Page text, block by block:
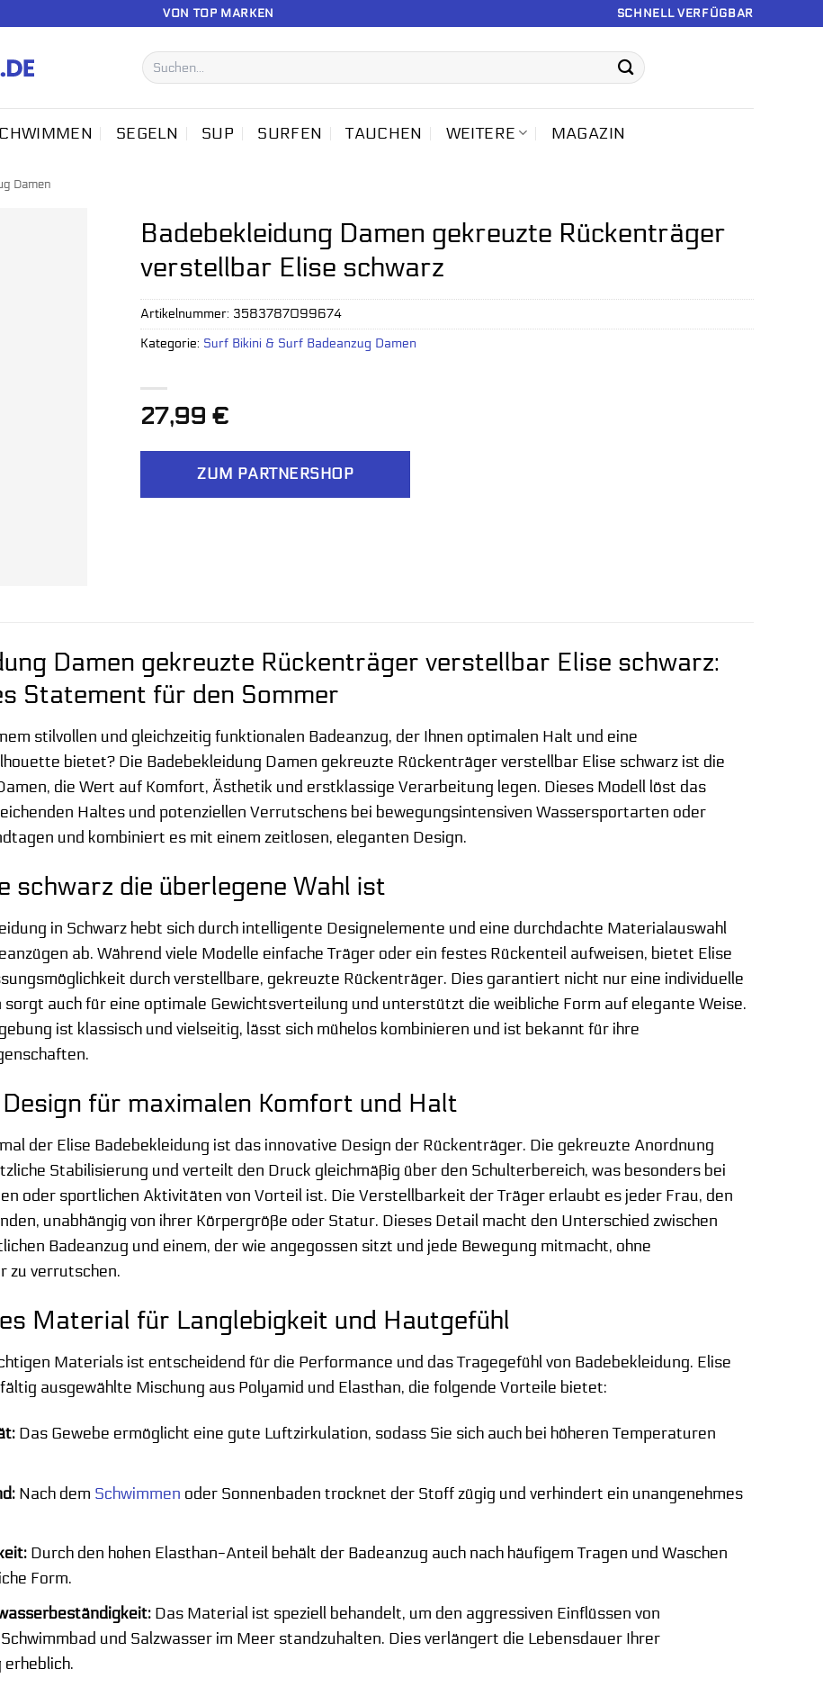
VON TOP MARKEN SCHNELL VERFÜGBAR
Suchen
nach:
SEGELN SUP SURFEN TAUCHEN WEITERE MAGAZIN
Damen
Badebekleidung Damen gekreuzte Rückenträger
verstellbar Elise schwarz
27,99€
ZUM PARTNERSHOP
Artikelnummer: 3583787099674
Kategorie: Surf Bikini & Surf Badeanzug Damen
Damen gekreuzte Rückenträger verstellbar Elise schwarz:
Statement für den Sommer
stilvollen und gleichzeitig funktionalen Badeanzug, der Ihnen optimalen Halt und eine
bietet? Die Badebekleidung Damen gekreuzte Rückenträger verstellbar Elise schwarz ist die
die Wert auf Komfort, Ästhetik und erstklassige Verarbeitung legen. Dieses Modell löst das
Haltes und potenziellen Verrutschens bei bewegungsintensiven Wassersportarten oder
und kombiniert es mit einem zeitlosen, eleganten Design.
schwarz die überlegene Wahl ist
in Schwarz hebt sich durch intelligente Designelemente und eine durchdachte Materialauswahl
ab. Während viele Modelle einfache Träger oder ein festes Rückenteil aufweisen, bietet Elise
durch verstellbare, gekreuzte Rückenträger. Dies garantiert nicht nur eine individuelle
sorgt auch für eine optimale Gewichtsverteilung und unterstützt die weibliche Form auf elegante Weise.
ist klassisch und vielseitig, lässt sich mühelos kombinieren und ist bekannt für ihre
für maximalen Komfort und Halt
der Elise Badebekleidung ist das innovative Design der Rückenträger. Die gekreuzte Anordnung
Stabilisierung und verteilt den Druck gleichmäßig über den Schulterbereich, was besonders bei
oder sportlichen Aktivitäten von Vorteil ist. Die Verstellbarkeit der Träger erlaubt es jeder Frau, den
unabhängig von ihrer Körpergröße oder Statur. Dieses Detail macht den Unterschied zwischen
Badeanzug und einem, der wie angegossen sitzt und jede Bewegung mitmacht, ohne
zu verrutschen.
Material für Langlebigkeit und Hautgefühl
Materials ist entscheidend für die Performance und das Tragegefühl von Badebekleidung. Elise
ausgewählte Mischung aus Polyamid und Elasthan, die folgende Vorteile bietet:
Das Gewebe ermöglicht eine gute Luftzirkulation, sodass Sie sich auch bei höheren Temperaturen
Nach dem Schwimmen oder Sonnenbaden trocknet der Stoff zügig und verhindert ein unangenehmes
Durch den hohen Elasthan-Anteil behält der Badeanzug auch nach häufigem Tragen und Waschen
Form.
Das Material ist speziell behandelt, um den aggressiven Einflüssen von
und Salzwasser im Meer standzuhalten. Dies verlängert die Lebensdauer Ihrer